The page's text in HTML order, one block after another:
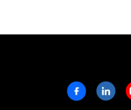
Facebook